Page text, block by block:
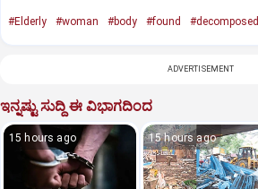
#Elderly #woman #body #found #decomposed
ADVERTISEMENT
ಇನ್ನಷ್ಟು ಸುದ್ದಿ ಈ ವಿಭಾಗದಿಂದ
15 hours ago 15 hours ago